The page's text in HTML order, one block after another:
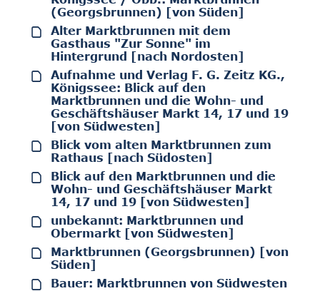
(Georgsbrunnen) [von Süden]
Alter Marktbrunnen mit dem
Gasthaus "Zur Sonne" im
Hintergrund [nach Nordosten]
Aufnahme und Verlag F. G. Zeitz KG.,
Königssee: Blick auf den
Marktbrunnen und die Wohn- und
Geschäftshäuser Markt 14, 17 und 19
[von Südwesten]
Blick vom alten Marktbrunnen zum
Rathaus [nach Südosten]
Blick auf den Marktbrunnen und die
Wohn- und Geschäftshäuser Markt
14, 17 und 19 [von Südwesten]
unbekannt: Marktbrunnen und
Obermarkt [von Südwesten]
Marktbrunnen (Georgsbrunnen) [von
Süden]
Bauer: Marktbrunnen von Südwesten